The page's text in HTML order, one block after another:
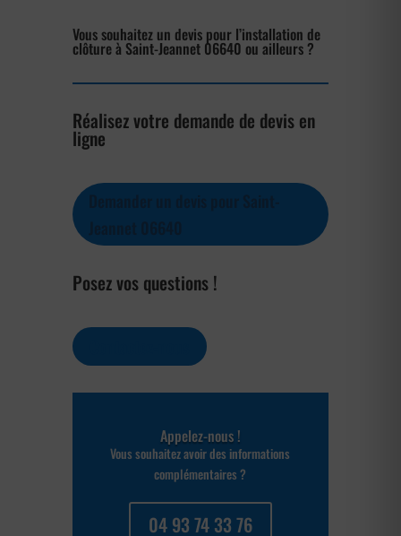
Vous souhaitez un devis pour l’installation de
clôture à Saint-Jeannet 06640 ou ailleurs ?
Réalisez votre demande de devis en
ligne
Posez vos questions !
Appelez-nous !
Vous souhaitez avoir des informations
complémentaires ?
04 93 74 33 76